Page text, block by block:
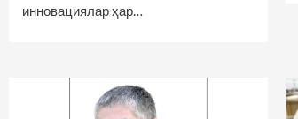
инновациялар ҳар…